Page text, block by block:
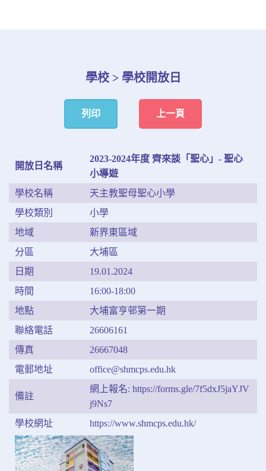
學校 > 學校開放日
列印 上一頁
開放日名稱
2023-2024年度 齊來談「聖心」- 聖心
小導遊
學校名稱
天主教聖母聖心小學
學校類別
小學
地域
新界東區域
分區
大埔區
日期
19.01.2024
時間
16:00-18:00
地點
大埔富亨邨第一期
聯絡電話
26606161
傳真
26667048
電郵地址
office@shmcps.edu.hk
備註
網上報名: https://forms.gle/7f5dxJ5jaYJV
j9Ns7
學校網址
https://www.shmcps.edu.hk/